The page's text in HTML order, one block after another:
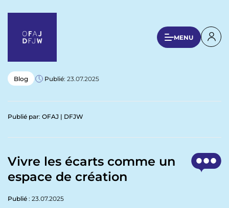
MENU
U
s
o
u
n
Blog Publié: 23.07.2025
Publié par: OFAJ | DFJW
Vivre les écarts comme un
espace de création
Publié: 23.07.2025